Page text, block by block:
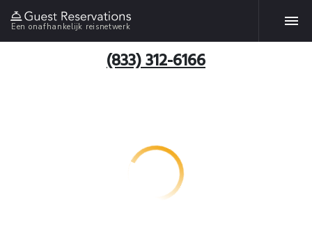
Een onafhankelijk reisnetwerk
(833) 312-6166